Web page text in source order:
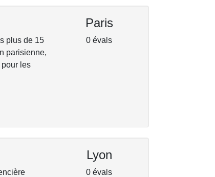
plus de 15
parisienne,
les
Paris
0 évals
Lyon
0 évals